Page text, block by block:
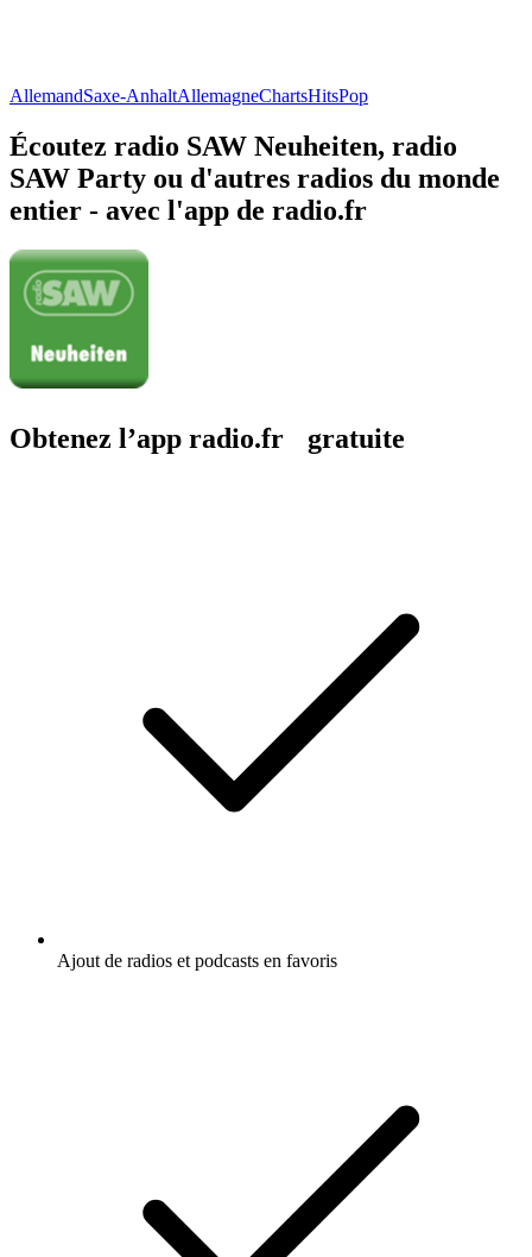
AllemandSaxe-AnhaltAllemagneChartsHitsPop
Écoutez radio SAW Neuheiten, radio
SAW Party ou d'autres radios du monde
entier - avec l'app de radio.fr
Obtenez l’app radio.fr gratuite
Ajout de radios et podcasts en favoris